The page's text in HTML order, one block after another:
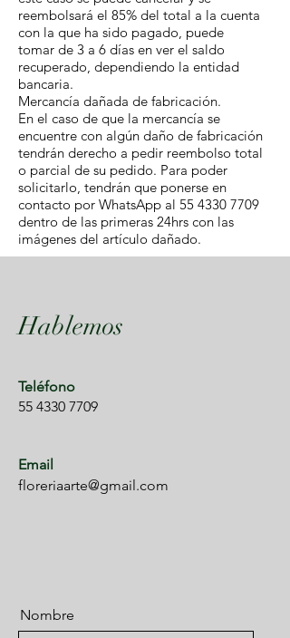
reembolsará el 85% del total a la cuenta
con la que ha sido pagado, puede
tomar de 3 a 6 días en ver el saldo
recuperado, dependiendo la entidad
bancaria.
Mercancía dañada de fabricación.
En el caso de que la mercancía se
encuentre con algún daño de fabricación
tendrán derecho a pedir reembolso total
o parcial de su pedido. Para poder
solicitarlo, tendrán que ponerse en
contacto por WhatsApp al 55 4330 7709
dentro de las primeras 24hrs con las
imágenes del artículo dañado.
Hablemos
Teléfono
55 4330 7709
Email
floreriaarte@gmail.com
Nombre